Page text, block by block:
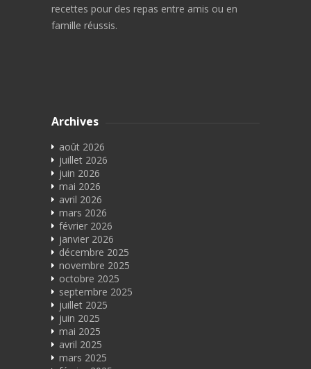
recettes pour des repas entre amis ou en
famille réussis.
Archives
août 2026
juillet 2026
juin 2026
mai 2026
avril 2026
mars 2026
février 2026
janvier 2026
décembre 2025
novembre 2025
octobre 2025
septembre 2025
juillet 2025
juin 2025
mai 2025
avril 2025
mars 2025